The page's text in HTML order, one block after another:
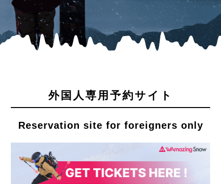
外国人専用予約サイト
Reservation site for foreigners only